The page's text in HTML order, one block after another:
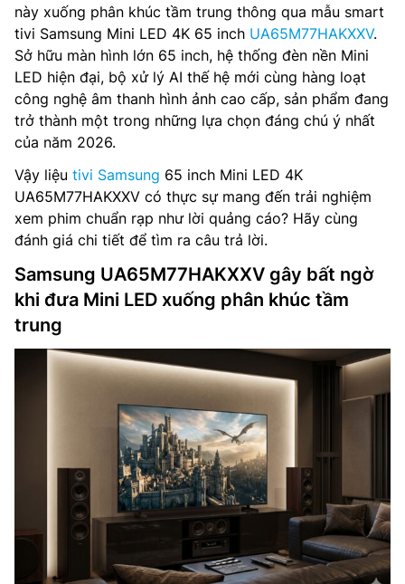
này xuống phân khúc tầm trung thông qua mẫu smart
tivi Samsung Mini LED 4K 65 inch UA65M77HAKXXV.
Sở hữu màn hình lớn 65 inch, hệ thống đèn nền Mini
LED hiện đại, bộ xử lý AI thế hệ mới cùng hàng loạt
công nghệ âm thanh hình ảnh cao cấp, sản phẩm đang
trở thành một trong những lựa chọn đáng chú ý nhất
của năm 2026.
Vậy liệu tivi Samsung 65 inch Mini LED 4K
UA65M77HAKXXV có thực sự mang đến trải nghiệm
xem phim chuẩn rạp như lời quảng cáo? Hãy cùng
đánh giá chi tiết để tìm ra câu trả lời.
Samsung UA65M77HAKXXV gây bất ngờ
khi đưa Mini LED xuống phân khúc tầm
trung